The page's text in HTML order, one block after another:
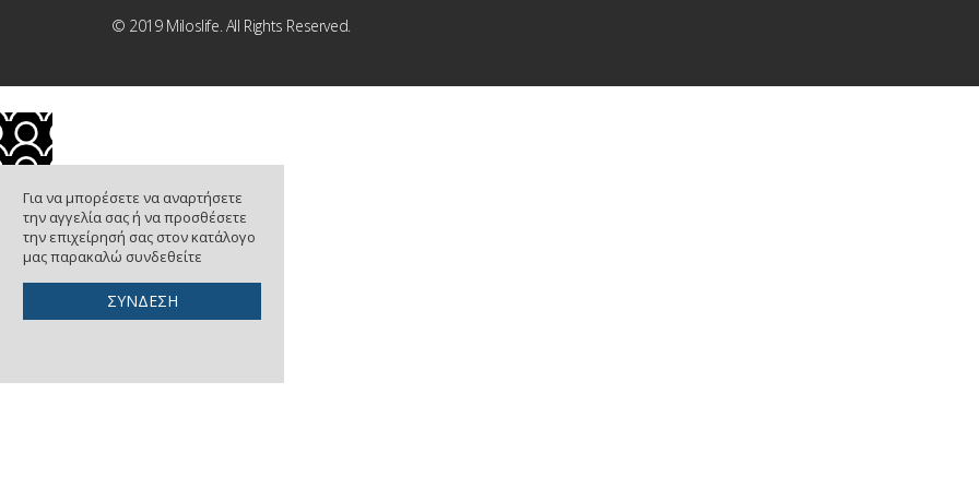
© 2019 Miloslife. All Rights Reserved.
Για να μπορέσετε να αναρτήσετε
την αγγελία σας ή να προσθέσετε
την επιχείρησή σας στον κατάλογο
μας παρακαλώ συνδεθείτε
ΣΥΝΔΕΣΗ